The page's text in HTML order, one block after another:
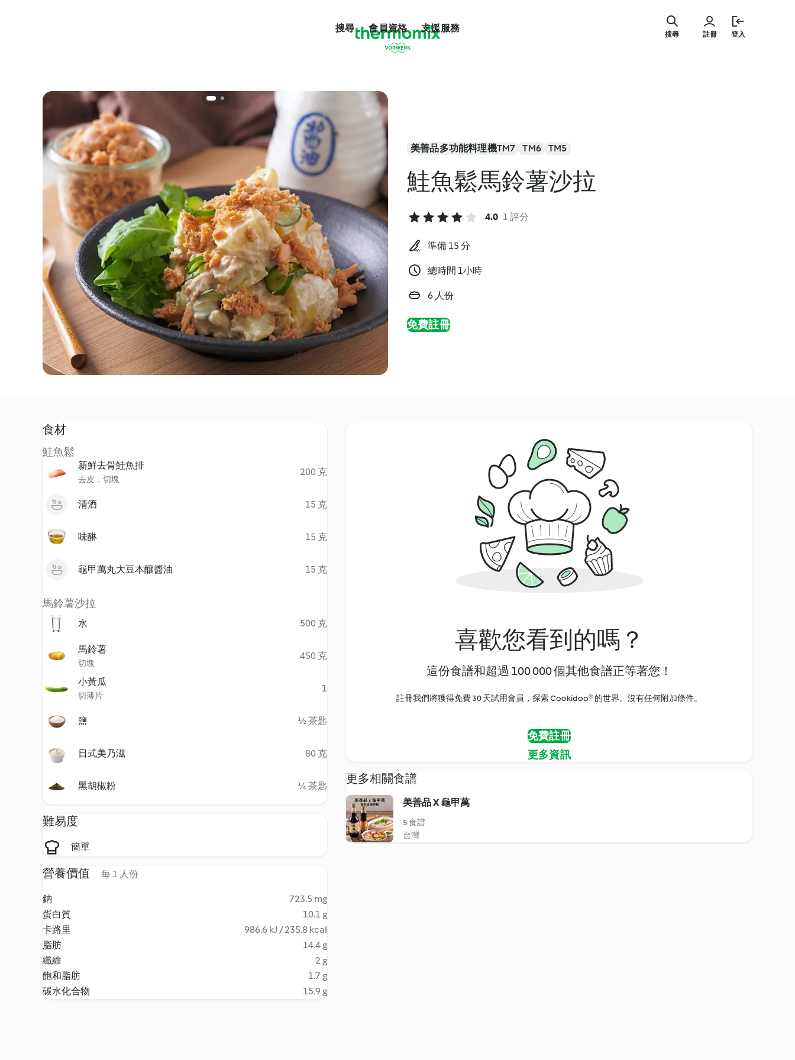
搜尋 會員資格 支援服務
註冊 登入
搜尋
美善品多功能料理機TM7 TM6 TM5
鮭魚鬆馬鈴薯沙拉
4.0 1 評分
準備 15 分
總時間 1小時
6 人份
免費註冊
食材
鮭魚鬆
新鮮去骨鮭魚排
去皮，切塊
200 克
清酒 15 克
味醂 15 克
龜甲萬丸大豆本釀醬油 15 克
馬鈴薯沙拉
水 500 克
馬鈴薯
切塊
450 克
小黃瓜
切薄片
1
鹽 ½ 茶匙
日式美乃滋 80 克
黑胡椒粉 ¼ 茶匙
難易度
簡單
營養價值 每 1 人份
鈉
723.5 mg
蛋白質
10.1 g
卡路里
986.6 kJ / 235.8 kcal
脂肪
14.4 g
纖維
2 g
飽和脂肪
1.7 g
碳水化合物
15.9 g
喜歡您看到的嗎？
這份食譜和超過 100 000 個其他食譜正等著您！
註冊我們將獲得免費 30 天試用會員，探索 Cookidoo® 的世界。沒有任何附加條件。
免費註冊
更多資訊
更多相關食譜
美善品 X 龜甲萬
5 食譜
台灣